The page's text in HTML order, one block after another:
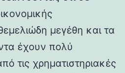
μεγέθη και τα
έχουν πολύ
τις χρηματιστηριακές